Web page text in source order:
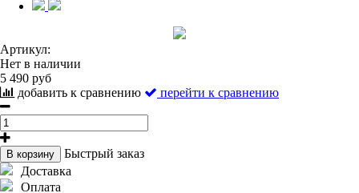
Артикул:
Нет в наличии
5 490 руб
добавить к сравнению
перейти к сравнению
В корзину
Быстрый заказ
Доставка
Оплата